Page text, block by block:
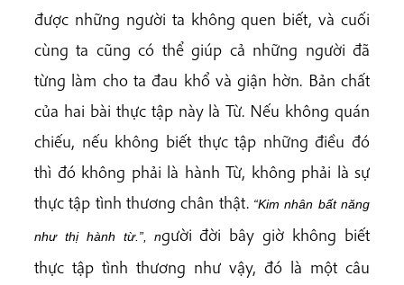
được những người ta không quen biết, và cuối
cùng ta cũng có thể giúp cả những người đã
từng làm cho ta đau khổ và giận hờn. Bản chất
của hai bài thực tập này là Từ. Nếu không quán
chiếu, nếu không biết thực tập những điều đó
thì đó không phải là hành Từ, không phải là sự
thực tập tình thương chân thật. “Kim nhân bất năng
như thị hành từ.”, người đời bây giờ không biết
thực tập tình thương như vậy, đó là một câu